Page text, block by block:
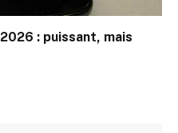
: puissant, mais